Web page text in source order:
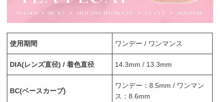
使用期間 ワンデー / ワンマンス
DIA(レンズ直径) / 着色直径 14.3mm / 13.3mm
BC(ベースカーブ)
ワンデー：8.5mm / ワンマン
ス：8.6mm